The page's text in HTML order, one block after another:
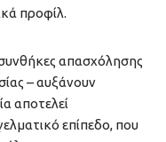
προφίλ.
συνθήκες απασχόλησης
– αυξάνουν
αποτελεί
επίπεδο, που